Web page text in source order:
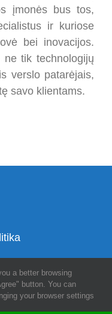
įmonės bus tos,
ir kuriose
bei inovacijos.
ne tik technologijų
verslo patarėjais,
savo klientams.
BPO House
a better browsing
button. You can
your browser settings